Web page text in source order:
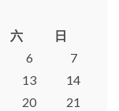
六
日
6
7
13
14
20
21